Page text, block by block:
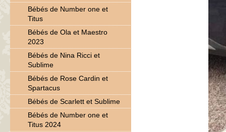
Bébés de Number one et
Titus
Bébés de Ola et Maestro
2023
Bébés de Nina Ricci et
Sublime
Bébés de Rose Cardin et
Spartacus
Bébés de Scarlett et Sublime
Bébés de Number one et
Titus 2024